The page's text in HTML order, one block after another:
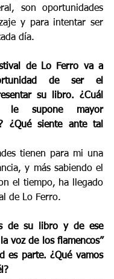
son oportunidades
y para intentar ser
día.
de Lo Ferro va a
de ser el
su libro. ¿Cuál
supone mayor
¿Qué siente ante tal
tienen para mi una
y más sabiendo el
el tiempo, ha llegado
de Lo Ferro.
de su libro y de ese
voz de los flamencos”
es parte. ¿Qué vamos